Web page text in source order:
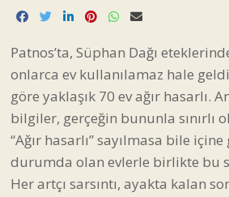
Patnos’ta, Süphan Dağı
onlarca ev kullanılamaz hale
göre yaklaşık 70 ev ağır hasarlı.
bilgiler, gerçeğin bununla sınırlı
“Ağır hasarlı” sayılmasa bile
durumda olan evlerle birlikte bu
Her artçı sarsıntı, ayakta kalan